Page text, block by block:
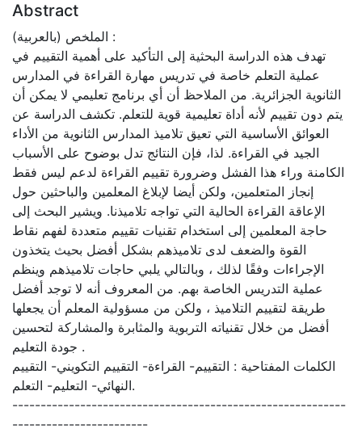
Abstract
الملخص (بالعربية) :
تهدف هذه الدراسة البحثية إلى التأكيد على أهمية التقييم في
عملية التعلم خاصة في تدريس مهارة القراءة في المدارس
الثانوية الجزائرية. من الملاحظ أن أي برنامج تعليمي لا يمكن أن
يتم دون تقييم لأنه أداة تعليمية قوية للتعلم. تكشف الدراسة عن
العوائق الأساسية التي تعيق تلاميذ المدارس الثانوية من الأداء
الجيد في القراءة. لذا، فإن النتائج تدل بوضوح على الأسباب
الكامنة وراء هذا الفشل وضرورة تقييم القراءة لدعم ليس فقط
إنجاز المتعلمين، ولكن أيضا لإبلاغ المعلمين والباحثين حول
الإعاقة القراءة الحالية التي تواجه تلاميذنا. ويشير البحث إلى
حاجة المعلمين إلى استخدام تقنيات تقييم متعددة لفهم نقاط
القوة والضعف لدى تلاميذهم بشكل أفضل بحيث يتخذون
الإجراءات وفقًا لذلك ، وبالتالي يلبي حاجات تلاميذهم وينظم
عملية التدريس الخاصة بهم. من المعروف أنه لا توجد أفضل
طريقة لتقييم التلاميذ ، ولكن من مسؤولية المعلم أن يجعلها
أفضل من خلال تقنياته التربوية والمثابرة والمشاركة لتحسين
جودة التعليم .
الكلمات المفتاحية : التقييم- القراءة- التقييم التكويني- التقييم
النهائي- التعليم- التعلم.
-----------------------------------------------------------
------------------------